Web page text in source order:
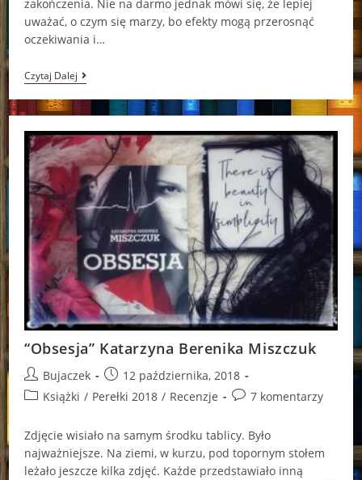
zakończenia. Nie na darmo jednak mówi się, że lepiej
uważać, o czym się marzy, bo efekty mogą przerosnąć
oczekiwania i…
Czytaj DalejHotel
Spełnionych
Marzeń
Justyna
“Obsesja” Katarzyna Berenika Miszczuk
Post
author:
Bujaczek
Post
published:
12 października, 2018
PostKsiążki / Perełki 2018 / Recenzje
Post7 komentarzy
Zdjęcie wisiało na samym środku tablicy. Było
najważniejsze. Na ziemi, w kurzu, pod topornym stołem
leżało jeszcze kilka zdjęć. Każde przedstawiało inną